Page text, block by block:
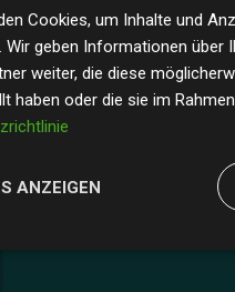
der geschätzten CO₂-
– ein klarer Nachweis
Cookies, um Inhalte und
Wir geben Informationen über
weiter, die diese
haben oder die sie im
ANZEIGEN